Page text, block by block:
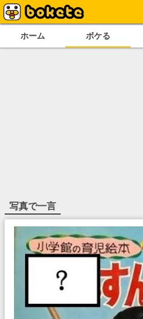
ホーム ボケる
写真で一言